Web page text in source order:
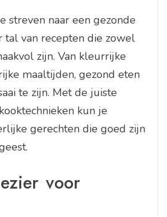
streven naar een gezonde
tal van recepten die zowel
zijn. Van kleurrijke
maaltijden, gezond eten
te zijn. Met de juiste
kun je
gerechten die goed zijn
voor